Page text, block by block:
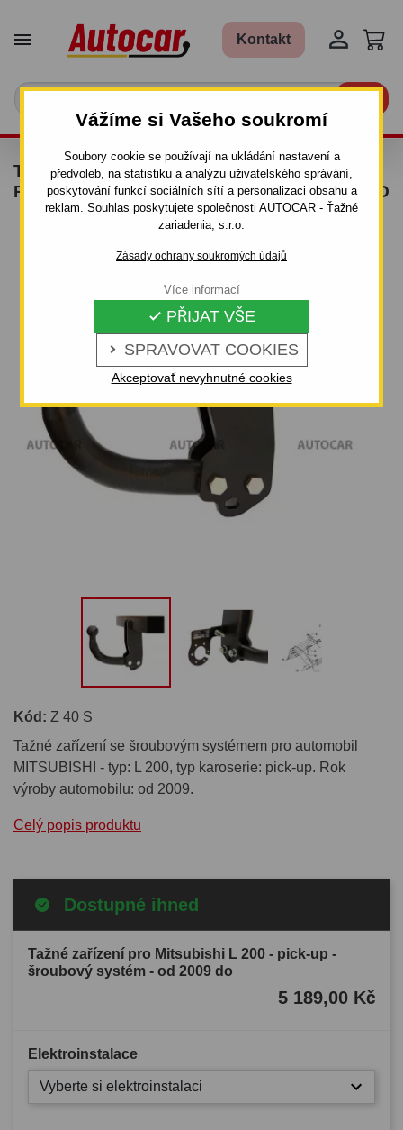
Vážíme si Vašeho soukromí
Soubory cookie se používají na ukládání nastavení a
předvoleb, na statistiku a analýzu uživatelského správání,
poskytování funkcí sociálních sítí a personalizaci obsahu a
reklam. Souhlas poskytujete společnosti AUTOCAR - Ťažné
zariadenia, s.r.o.
Zásady ochrany soukromých údajů
 SPRAVOVAT COOKIES
 PŘIJAT VŠE
Akceptovať nevyhnutné cookies
Více informací
 Kontakt 
TAŽNÉ ZAŘÍZENÍ PRO MITSUBISHI L 200 -
PICK-UP - ŠROUBOVÝ SYSTÉM - OD 2009 DO
Kód: Z 40 S
Tažné zařízení se šroubovým systémem pro automobil
MITSUBISHI - typ: L 200, typ karoserie: pick-up. Rok
výroby automobilu: od 2009.
Celý popis produktu
Dostupné ihned
Tažné zařízení pro Mitsubishi L 200 - pick-up -
šroubový systém - od 2009 do
5 189,00 Kč
Elektroinstalace
Vyberte si elektroinstalaci